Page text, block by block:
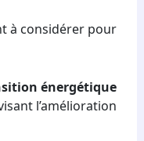
à considérer pour
énergétique
l’amélioration